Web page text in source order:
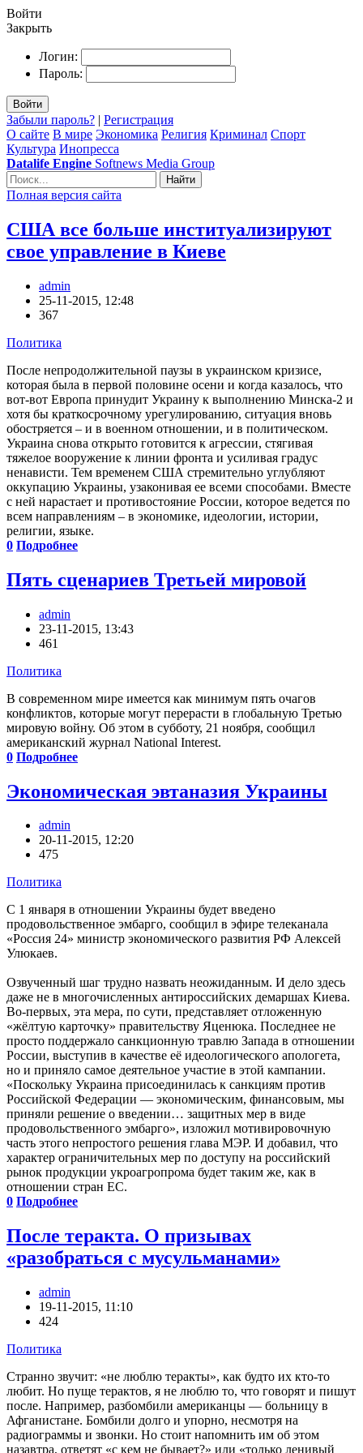
Войти
Закрыть
Логин:
Пароль:
Войти
Забыли пароль? | Регистрация
О сайте В мире Экономика Религия Криминал Спорт
Культура Инопресса
Datalife Engine Softnews Media Group
Найти
Полная версия сайта
США все больше институализируют
свое управление в Киеве
admin
25-11-2015, 12:48
367
Политика
После непродолжительной паузы в украинском кризисе,
которая была в первой половине осени и когда казалось, что
вот-вот Европа принудит Украину к выполнению Минска-2 и
хотя бы краткосрочному урегулированию, ситуация вновь
обостряется – и в военном отношении, и в политическом.
Украина снова открыто готовится к агрессии, стягивая
тяжелое вооружение к линии фронта и усиливая градус
ненависти. Тем временем США стремительно углубляют
оккупацию Украины, узаконивая ее всеми способами. Вместе
с ней нарастает и противостояние России, которое ведется по
всем направлениям – в экономике, идеологии, истории,
религии, языке.
0 Подробнее
Пять сценариев Третьей мировой
admin
23-11-2015, 13:43
461
Политика
В современном мире имеется как минимум пять очагов
конфликтов, которые могут перерасти в глобальную Третью
мировую войну. Об этом в субботу, 21 ноября, сообщил
американский журнал National Interest.
0 Подробнее
Экономическая эвтаназия Украины
admin
20-11-2015, 12:20
475
Политика
С 1 января в отношении Украины будет введено
продовольственное эмбарго, сообщил в эфире телеканала
«Россия 24» министр экономического развития РФ Алексей
Улюкаев.
Озвученный шаг трудно назвать неожиданным. И дело здесь
даже не в многочисленных антироссийских демаршах Киева.
Во-первых, эта мера, по сути, представляет отложенную
«жёлтую карточку» правительству Яценюка. Последнее не
просто поддержало санкционную травлю Запада в отношении
России, выступив в качестве её идеологического апологета,
но и приняло самое деятельное участие в этой кампании.
«Поскольку Украина присоединилась к санкциям против
Российской Федерации — экономическим, финансовым, мы
приняли решение о введении… защитных мер в виде
продовольственного эмбарго», изложил мотивировочную
часть этого непростого решения глава МЭР. И добавил, что
характер ограничительных мер по доступу на российский
рынок продукции укроагропрома будет таким же, как в
отношении стран ЕС.
0 Подробнее
После теракта. О призывах
«разобраться с мусульманами»
admin
19-11-2015, 11:10
424
Политика
Странно звучит: «не люблю теракты», как будто их кто-то
любит. Но пуще терактов, я не люблю то, что говорят и пишут
после. Например, разбомбили американцы — больницу в
Афганистане. Бомбили долго и упорно, несмотря на
радиограммы и звонки. Но стоит напомнить им об этом
назавтра, ответят «с кем не бывает?» или «только ленивый